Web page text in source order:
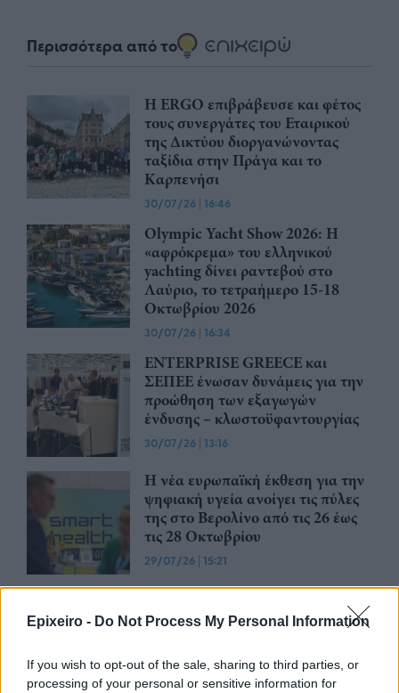
Epixeiro - Do Not Process My Personal Information
If you wish to opt-out of the sale, sharing to third parties, or
processing of your personal or sensitive information for
Περισσότερα από το
Η ERGO επιβράβευσε και φέτος
τους συνεργάτες του Εταιρικού
της Δικτύου διοργανώνοντας
ταξίδια στην Πράγα και το
Καρπενήσι
30/07/26 | 16:46
Olympic Yacht Show 2026: Η
«αφρόκρεμα» του ελληνικού
yachting δίνει ραντεβού στο
Λαύριο, το τετραήμερο 15-18
Οκτωβρίου 2026
30/07/26 | 16:34
ENTERPRISE GREECE και
ΣΕΠΕΕ ένωσαν δυνάμεις για την
προώθηση των εξαγωγών
ένδυσης – κλωστοϋφαντουργίας
30/07/26 | 13:16
Η νέα ευρωπαϊκή έκθεση για την
ψηφιακή υγεία ανοίγει τις πύλες
της στο Βερολίνο από τις 26 έως
τις 28 Οκτωβρίου
29/07/26 | 15:21
το ΣΠΑΡΤΑΘΛΟΝ